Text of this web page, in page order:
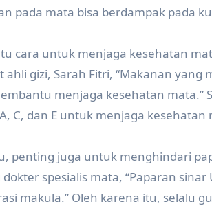
pada mata bisa berdampak pada
cara untuk menjaga kesehatan
ahli gizi, Sarah Fitri, “Makanan
menjaga kesehatan
C, dan E untuk menjaga kesehatan
penting juga untuk menghindari
spesialis mata, “Paparan
makula.” Oleh karena itu, selalu